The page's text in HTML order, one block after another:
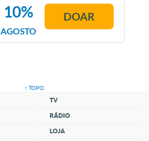
AGOSTO
10% DOAR
↑ TOPO
TV
RÁDIO
LOJA